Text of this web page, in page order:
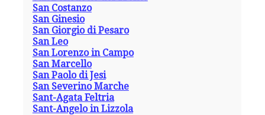
San Costanzo
San Ginesio
San Giorgio di Pesaro
San Leo
San Lorenzo in Campo
San Marcello
San Paolo di Jesi
San Severino Marche
Sant-Agata Feltria
Sant-Angelo in Lizzola